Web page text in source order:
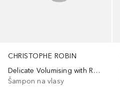
CHRISTOPHE ROBIN
Delicate Volumising with Rose Extracts
Šampon na vlasy